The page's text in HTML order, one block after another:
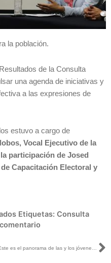
la población.
de la Consulta
una agenda de iniciativas y
a las expresiones de
estuvo a cargo de
Vocal Ejecutivo de la
participación de Josed
Capacitación Electoral y
Etiquetas: Consulta